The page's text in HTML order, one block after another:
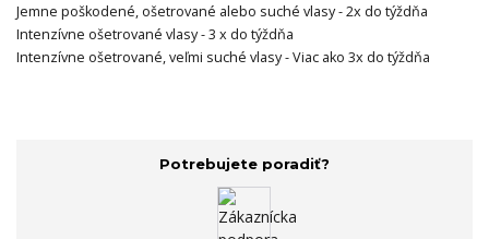
Jemne poškodené, ošetrované alebo suché vlasy - 2x do týždňa
Intenzívne ošetrované vlasy - 3 x do týždňa
Intenzívne ošetrované, veľmi suché vlasy - Viac ako 3x do týždňa
Potrebujete poradiť?